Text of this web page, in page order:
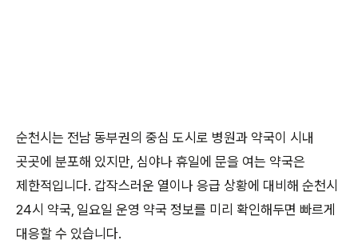
순천시는 전남 동부권의 중심 도시로 병원과 약국이 시내
곳곳에 분포해 있지만, 심야나 휴일에 문을 여는 약국은
제한적입니다. 갑작스러운 열이나 응급 상황에 대비해 순천시
24시 약국, 일요일 운영 약국 정보를 미리 확인해두면 빠르게
대응할 수 있습니다.